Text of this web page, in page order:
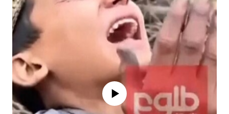
Айни дамда медиа-манба мавжуд
эмас